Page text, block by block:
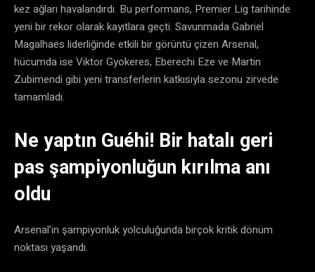
kez ağları havalandırdı. Bu performans, Premier Lig tarihinde
yeni bir rekor olarak kayıtlara geçti. Savunmada Gabriel
Magalhaes liderliğinde etkili bir görüntü çizen Arsenal,
hücumda ise Viktor Gyokeres, Eberechi Eze ve Martin
Zubimendi gibi yeni transferlerin katkısıyla sezonu zirvede
tamamladı.
Ne yaptın Guéhi! Bir hatalı geri
pas şampiyonluğun kırılma anı
oldu
Arsenal’in şampiyonluk yolculuğunda birçok kritik dönüm
noktası yaşandı.